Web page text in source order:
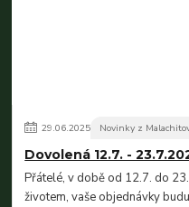
29.06.2025 Novinky z
Dovolená 12.7. -
Přátelé, v době od 12.7. do
životem, vaše objednávky